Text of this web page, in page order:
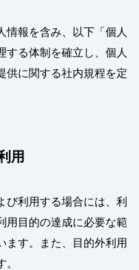
情報を含み、以下「個人
する体制を確立し、個人
供に関する社内規程を定
用
び利用する場合には、利
用目的の達成に必要な範
ます。また、目的外利用